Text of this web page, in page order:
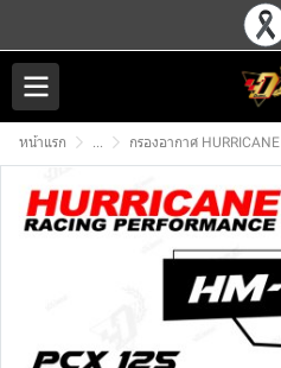
หน้าแรก ... กรองอากาศ HURRICANE